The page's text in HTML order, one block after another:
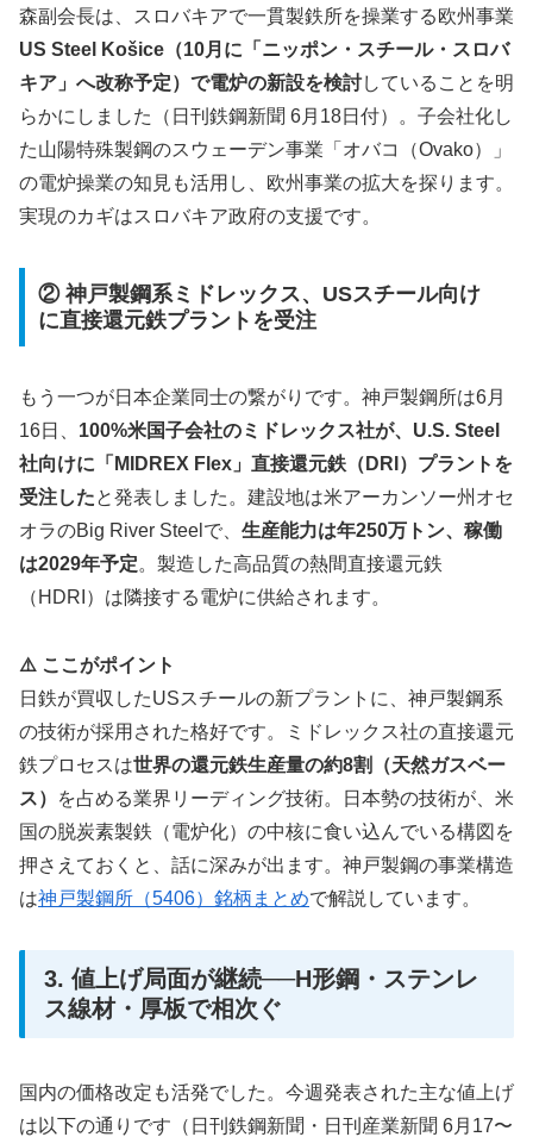
森副会長は、スロバキアで一貫製鉄所を操業する欧州事業
US Steel Košice（10月に「ニッポン・スチール・スロバ
キア」へ改称予定）で電炉の新設を検討していることを明
らかにしました（日刊鉄鋼新聞 6月18日付）。子会社化し
た山陽特殊製鋼のスウェーデン事業「オバコ（Ovako）」
の電炉操業の知見も活用し、欧州事業の拡大を探ります。
実現のカギはスロバキア政府の支援です。
② 神戸製鋼系ミドレックス、USスチール向け
に直接還元鉄プラントを受注
もう一つが日本企業同士の繋がりです。神戸製鋼所は6月
16日、 100%米国子会社のミドレックス社が、U.S. Steel
社向けに「MIDREX Flex」直接還元鉄（DRI）プラントを
受注したと発表しました。建設地は米アーカンソー州オセ
オラのBig River Steelで、 生産能力は年250万トン、稼働
は2029年予定。製造した高品質の熱間直接還元鉄
（HDRI）は隣接する電炉に供給されます。
⚠️ ここがポイント
日鉄が買収したUSスチールの新プラントに、神戸製鋼系
の技術が採用された格好です。ミドレックス社の直接還元
鉄プロセスは世界の還元鉄生産量の約8割（天然ガスベー
ス）
を占める業界リーディング技術。日本勢の技術が、米
国の脱炭素製鉄（電炉化）の中核に食い込んでいる構図を
押さえておくと、話に深みが出ます。神戸製鋼の事業構造
は神戸製鋼所（5406）銘柄まとめで解説しています。
3. 値上げ局面が継続──H形鋼・ステンレ
ス線材・厚板で相次ぐ
国内の価格改定も活発でした。今週発表された主な値上げ
は以下の通りです（日刊鉄鋼新聞・日刊産業新聞 6月17〜